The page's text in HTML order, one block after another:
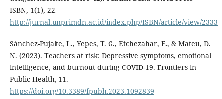
ISBN, 1(1), 22.
http://jurnal.unprimdn.ac.id/index.php/ISBN/article/view/2333
Sánchez-Pujalte, L., Yepes, T. G., Etchezahar, E., & Mateu, D.
N. (2023). Teachers at risk: Depressive symptoms, emotional
intelligence, and burnout during COVID-19. Frontiers in
Public Health, 11.
https://doi.org/10.3389/fpubh.2023.1092839